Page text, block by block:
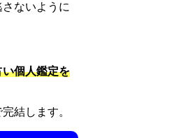
ないように
個人鑑定を
結します。